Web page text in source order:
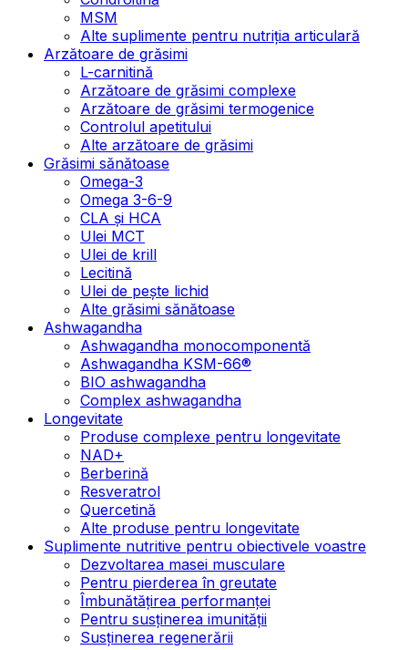
MSM
Alte suplimente pentru nutriția articulară
Arzătoare de grăsimi
L-carnitină
Arzătoare de grăsimi complexe
Arzătoare de grăsimi termogenice
Controlul apetitului
Alte arzătoare de grăsimi
Grăsimi sănătoase
Omega-3
Omega 3-6-9
CLA şi HCA
Ulei MCT
Ulei de krill
Lecitină
Ulei de pește lichid
Alte grăsimi sănătoase
Ashwagandha
Ashwagandha monocomponentă
Ashwagandha KSM-66®
BIO ashwagandha
Complex ashwagandha
Longevitate
Produse complexe pentru longevitate
NAD+
Berberină
Resveratrol
Quercetină
Alte produse pentru longevitate
Suplimente nutritive pentru obiectivele voastre
Dezvoltarea masei musculare
Pentru pierderea în greutate
Îmbunătățirea performanței
Pentru susținerea imunității
Susținerea regenerării